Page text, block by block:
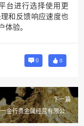
台进行选择使用更
和反馈响应速度也
体验。
0 0
下一篇
金行贵金属经营有限公司
怎么样啊?